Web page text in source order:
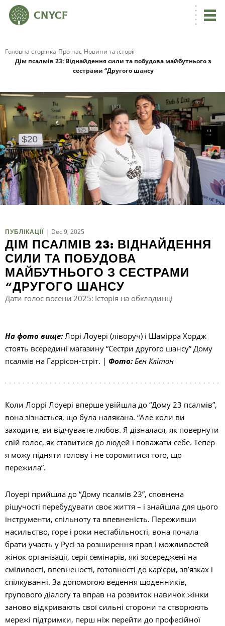
Головна сторінка Про нас Новини та історії
Дім псалмів 23: Віднайдення сили та побудова майбутнього з
сестрами “Другого шансу
ПУБЛІКАЦІЇ Dec 9, 2025
ДІМ ПСАЛМІВ 23: ВІДНАЙДЕННЯ
СИЛИ ТА ПОБУДОВА
МАЙБУТНЬОГО З СЕСТРАМИ
“ДРУГОГО ШАНСУ
Дати голос восени 2025: Історія на обкладинці
На фото вище: Лорі Лоуері (ліворуч) і Шамірра Хордж
стоять всередині магазину “Сестри другого шансу” Дому
псалмів на Гаррісон-стріт. | Фото: Бен Клітон
Коли Лоррі Лоуері вперше увійшла до “Дому 23 псалмів”,
вона зізнається, що була налякана. “Але коли ви
заходите, ви відчуваєте любов. Я дізналася, як повернути
свій голос, як ставитися до людей і поважати себе. Тепер
я можу підняти голову і не соромитися того, що
пережила”.
Лоуері прийшла до “Дому псалмів 23”, сповнена
рішучості перебудувати своє життя – і знайшла для цього
інструменти, спільноту та впевненість. Переживши
насильство, горе і роки нестабільності, вона почала
брати участь у Русі за розширення прав і можливостей
жінок організації, серії семінарів, які зосереджені на
сміливості, впевненості, готовності до кар’єри, зв’язках і
спілкуванні. За допомогою ведення щоденників,
групового діалогу та вправ на розвиток навичок жінки
заново відкривають свої сильні сторони та створюють
мережі підтримки, перш ніж перейти до професійної